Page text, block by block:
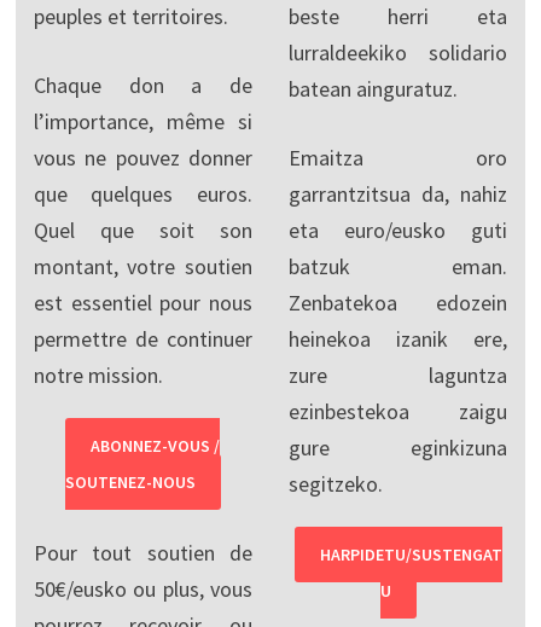
peuples et territoires.
Chaque don a de
l’importance, même si
vous ne pouvez donner
que quelques euros.
Quel que soit son
montant, votre soutien
est essentiel pour nous
permettre de continuer
notre mission.
ABONNEZ-VOUS /
SOUTENEZ-NOUS
Pour tout soutien de
50€/eusko ou plus, vous
beste herri eta
lurraldeekiko solidario
batean ainguratuz.
Emaitza oro
garrantzitsua da, nahiz
eta euro/eusko guti
batzuk eman.
Zenbatekoa edozein
heinekoa izanik ere,
zure laguntza
ezinbestekoa zaigu
gure eginkizuna
segitzeko.
HARPIDETU/SUSTENGAT
U